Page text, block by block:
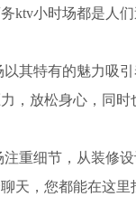
ktv小时场都是人
以其特有的魅力吸
，放松身心，同时
注重细节，从装修
天，您都能在这里